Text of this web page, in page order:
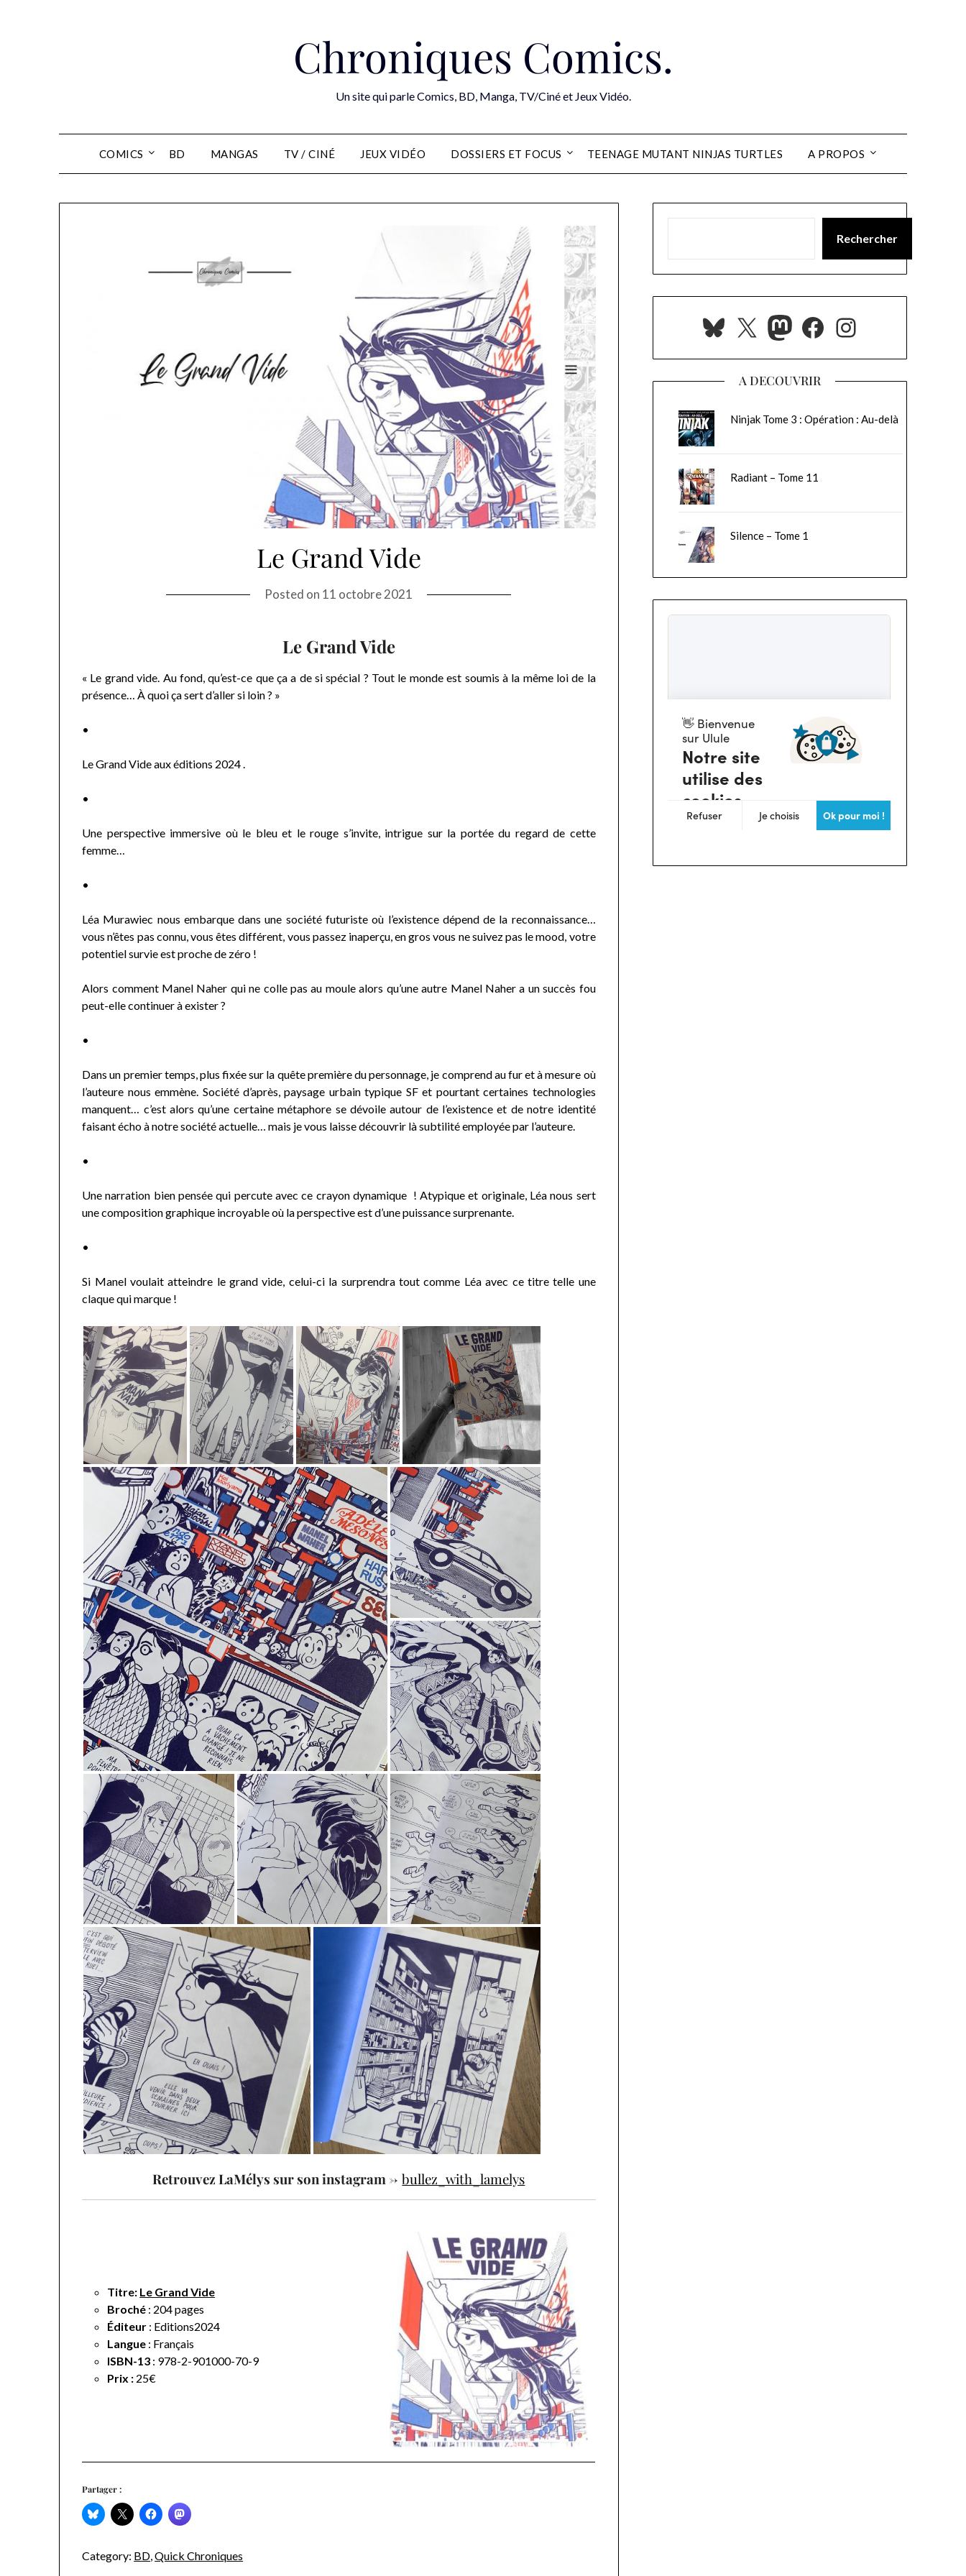
Chroniques Comics.
Un site qui parle Comics, BD, Manga, TV/Ciné et Jeux Vidéo.
COMICS BD MANGAS TV / CINÉ JEUX VIDÉO DOSSIERS ET FOCUS TEENAGE MUTANT NINJAS TURTLES A PROPOS
Le Grand Vide
Posted on 11 octobre 2021
Le Grand Vide
« Le grand vide. Au fond, qu’est-ce que ça a de si spécial ? Tout le monde est soumis à la même loi de la
présence… À quoi ça sert d’aller si loin ? »
•
Le Grand Vide aux éditions 2024 .
•
Une perspective immersive où le bleu et le rouge s’invite, intrigue sur la portée du regard de cette
femme…
•
Léa Murawiec nous embarque dans une société futuriste où l’existence dépend de la reconnaissance…
vous n’êtes pas connu, vous êtes différent, vous passez inaperçu, en gros vous ne suivez pas le mood, votre
potentiel survie est proche de zéro !
Alors comment Manel Naher qui ne colle pas au moule alors qu’une autre Manel Naher a un succès fou
peut-elle continuer à exister ?
•
Dans un premier temps, plus fixée sur la quête première du personnage, je comprend au fur et à mesure où
l’auteure nous emmène. Société d’après, paysage urbain typique SF et pourtant certaines technologies
manquent… c’est alors qu’une certaine métaphore se dévoile autour de l’existence et de notre identité
faisant écho à notre société actuelle… mais je vous laisse découvrir là subtilité employée par l’auteure.
•
Une narration bien pensée qui percute avec ce crayon dynamique ! Atypique et originale, Léa nous sert
une composition graphique incroyable où la perspective est d’une puissance surprenante.
•
Si Manel voulait atteindre le grand vide, celui-ci la surprendra tout comme Léa avec ce titre telle une
claque qui marque !
Retrouvez LaMélys sur son instagram -> bullez_with_lamelys
Titre: Le Grand Vide
Broché : 204pages
Éditeur : Editions2024
Langue : Français
ISBN-13 : 978-2-901000-70-9
Prix : 25€
Partager :
Category: BD ,Quick Chroniques
Rechercher
Bluesky
X Mastodon
Facebook
Instagram
A DECOUVRIR
Ninjak Tome 3 : Opération : Au-delà
Radiant – Tome 11
Silence – Tome 1